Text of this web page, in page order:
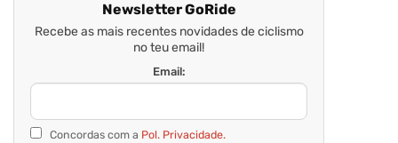
Newsletter GoRide
Recebe as mais recentes novidades de ciclismo
no teu email!
Email:
Concordas com a Pol. Privacidade.